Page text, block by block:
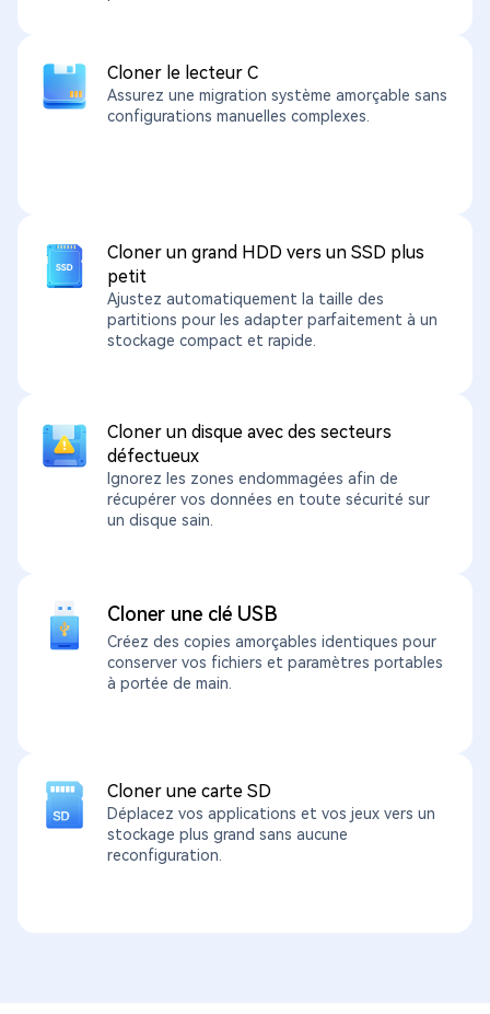
Cloner le lecteur C
Assurez une migration système amorçable sans
configurations manuelles complexes.
Cloner un grand HDD vers un SSD plus
petit
Ajustez automatiquement la taille des
partitions pour les adapter parfaitement à un
stockage compact et rapide.
Cloner un disque avec des secteurs
défectueux
Ignorez les zones endommagées afin de
récupérer vos données en toute sécurité sur
un disque sain.
Cloner une clé USB
Créez des copies amorçables identiques pour
conserver vos fichiers et paramètres portables
à portée de main.
Cloner une carte SD
Déplacez vos applications et vos jeux vers un
stockage plus grand sans aucune
reconfiguration.